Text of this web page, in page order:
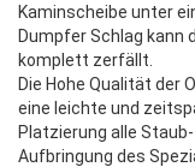
Kaminscheibe unter
Dumpfer Schlag kann
komplett zerfällt.
Die Hohe Qualität der
eine leichte und
Platzierung alle
Aufbringung des